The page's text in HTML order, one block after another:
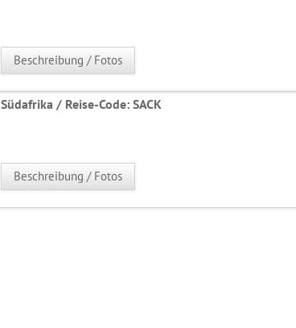
Beschreibung / Fotos
Südafrika / Reise-Code: SACK
Beschreibung / Fotos